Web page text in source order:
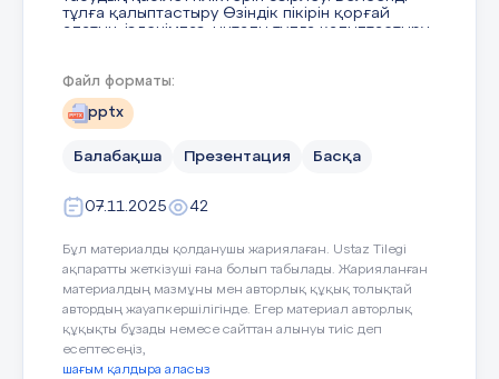
тұлға қалыптастыру Өзіндік пікірін қорғай
алатын, ізденімпаз, ынталы тұлға қалыптастыру,
құндылықтардың өзара байланысын құра
отырып, баланың адамгершілік дамуын іс-
әрекеті арқылы бақылау Мақсаты – баланы
белсенді, ізденімпаз, шығармашыл және
жауапты тұлға ретінде қалыптастыру. Тәрбие
мен оқытудың біртұтас процесі ретінде
ақпарат берудің емес, баланың ішкі әлеуетін
табысты түрде алға қарай шынайы дамыту.
3 слайд
Тұлғалық бағдарлы білім берудің
педагогикалық негіздері Қаталық педагог
Константин Дмитриевич Ушинский тәрбиені
Файл форматы:
pptx
Балабақша Презентация Басқа
07.11.2025 42
Бұл материалды қолданушы жариялаған. Ustaz Tilegi
ақпаратты жеткізуші ғана болып табылады. Жарияланған
материалдың мазмұны мен авторлық құқық толықтай
автордың жауапкершілігінде. Егер материал авторлық
құқықты бұзады немесе сайттан алынуы тиіс деп
есептесеңіз,
шағым қалдыра аласыз